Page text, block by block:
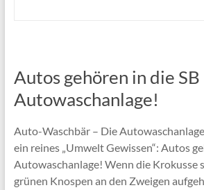
Autos gehören in die SB
Autowaschanlage!
Auto-Waschbär – Die
ein reines „Umwelt Gewissen“: Autos
Autowaschanlage! Wenn die Krokusse
grünen Knospen an den Zweigen